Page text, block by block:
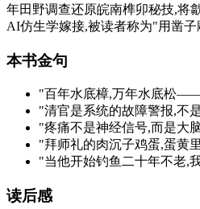
年田野调查还原皖南榫卯秘技,将
AI仿生学嫁接,被读者称为"用凿子
本书金句
"百年水底樟,万年水底松
"清官是系统的故障警报,不
"疼痛不是神经信号,而是大
"拜师礼的肉沉子鸡蛋,蛋黄
"当他开始钓鱼二十年不老,
读后感